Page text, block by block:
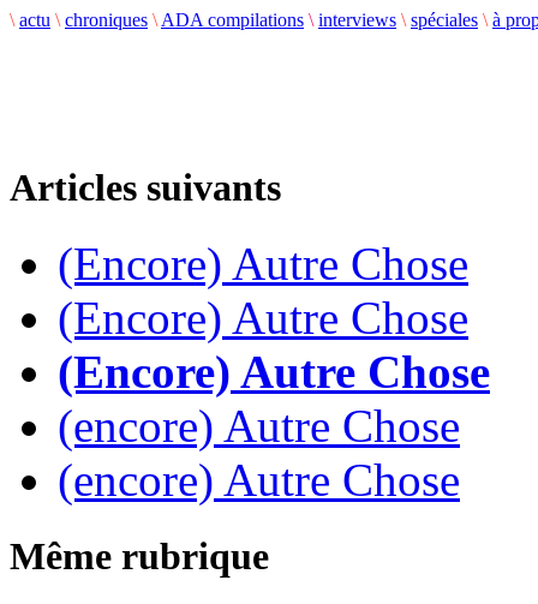
\ actu \ chroniques \ ADA compilations \ interviews \ spéciales \ à
Articles suivants
(Encore) Autre Chose
(Encore) Autre Chose
(Encore) Autre Chose
(encore) Autre Chose
(encore) Autre Chose
Même rubrique